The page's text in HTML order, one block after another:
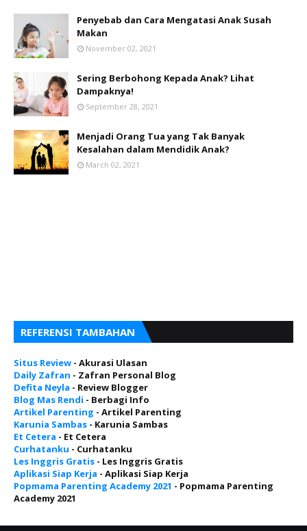
Penyebab dan Cara Mengatasi Anak Susah
Makan
November 02, 2021
Sering Berbohong Kepada Anak? Lihat
Dampaknya!
September 28, 2021
Menjadi Orang Tua yang Tak Banyak
Kesalahan dalam Mendidik Anak?
March 02, 2021
REFERENSI TAMBAHAN
Situs Review - Akurasi Ulasan
Daily Zafran - Zafran Personal Blog
Defita Neyla - Review Blogger
Blog Mas Rendi - Berbagi Info
Artikel Parenting - Artikel Parenting
Karunia Sambas - Karunia Sambas
Et Cetera - Et Cetera
Curhatanku - Curhatanku
Les Inggris Gratis - Les Inggris Gratis
Aplikasi Siap Kerja - Aplikasi Siap Kerja
Popmama Parenting Academy 2021 - Popmama Parenting
Academy 2021